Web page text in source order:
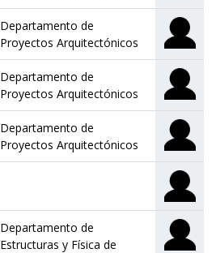
Departamento de
Proyectos Arquitectónicos
Departamento de
Proyectos Arquitectónicos
Departamento de
Proyectos Arquitectónicos
Departamento de
Estructuras y Física de